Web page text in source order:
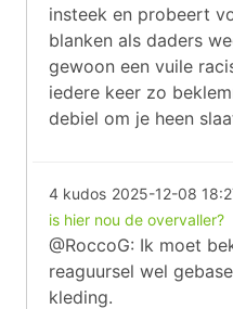
insteek en probeert
blanken als daders
gewoon een vuile
iedere keer zo
debiel om je heen
4 kudos 2025-12-08
is hier nou de overvaller?
@RoccoG: Ik moet
reaguursel wel
kleding.